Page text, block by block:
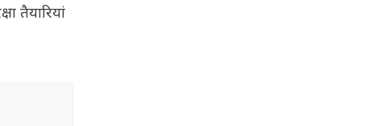
तैयारियां